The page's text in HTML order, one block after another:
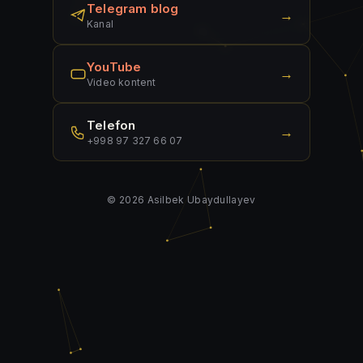
Telegram blog
Kanal
→
YouTube
Video kontent
→
Telefon
+998 97 327 66 07
→
© 2026 Asilbek Ubaydullayev